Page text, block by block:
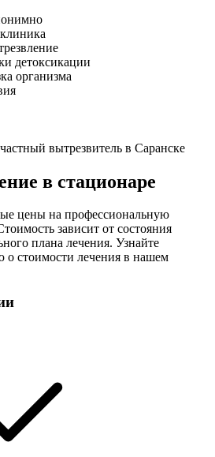
детоксикации
организма
в стационаре
цены на профессиональную
зависит от состояния
плана лечения. Узнайте
стоимости лечения в нашем